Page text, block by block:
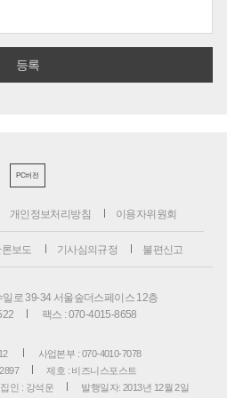
PC버전
개인정보처리방침 이용자위원회
론보도 기사심의규정 불편신고
로 39-34 서울숲더스페이스 12층
팩스 : 070-4015-8658
사업본부 : 070-4010-7078
제호 : 비즈니스포스트
인 : 강석운 발행일자: 2013년 12월 2일